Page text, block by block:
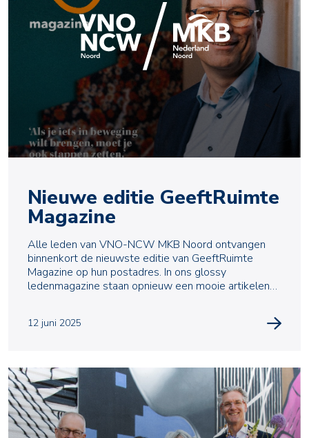
Nieuwe editie GeeftRuimte
Magazine
Alle leden van VNO-NCW MKB Noord ontvangen
binnenkort de nieuwste editie van GeeftRuimte
Magazine op hun postadres. In ons glossy
ledenmagazine staan opnieuw een mooie artikelen
12 juni 2025